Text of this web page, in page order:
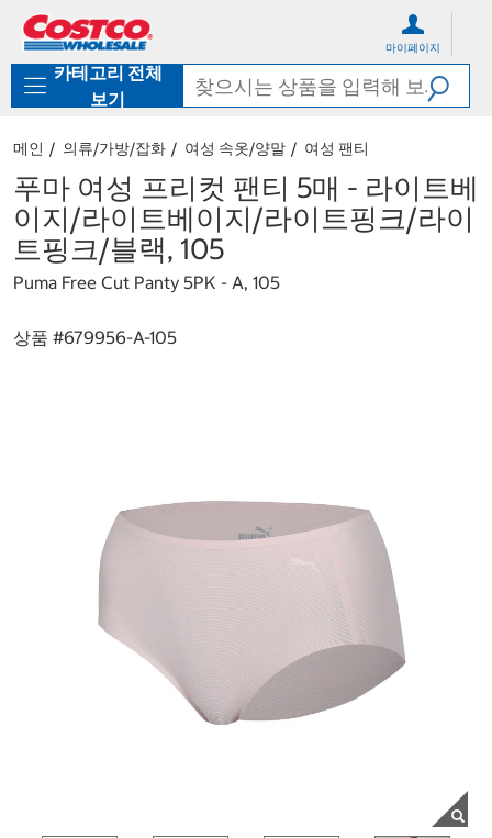
로
기
가
마이페이지
카테고리 전체
보기
메인 의류/가방/잡화 여성 속옷/양말 여성 팬티
푸마 여성 프리컷 팬티 5매 - 라이트베
이지/라이트베이지/라이트핑크/라이
트핑크/블랙, 105
Puma Free Cut Panty 5PK - A, 105
상품 #679956-A-105